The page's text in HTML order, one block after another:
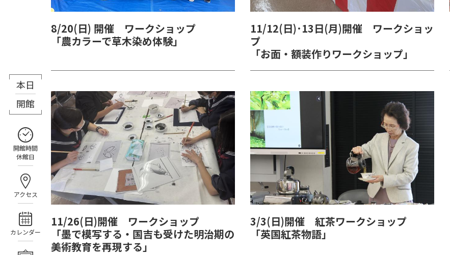
本日
開館
開館時間
休館日
アクセス
カレンダー
8/20(日) 開催 ワークショップ
「農カラーで草木染め体験」
11/12(日)･13日(月)開催 ワークショッ
プ
「お面・額装作りワークショップ」
11/26(日)開催 ワークショップ
「墨で模写する・国吉も受けた明治期の
美術教育を再現する」
3/3(日)開催 紅茶ワークショップ
「英国紅茶物語」